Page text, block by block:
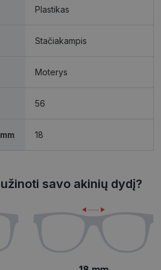
Plastikas
Stačiakampis
Moterys
56
18
savo akinių dydį?
Statistikos slapukai
Funkciniai slapukai
įrenginį, tačiau neatskleidžia
nustatomi automatiškai.
Teikėjas Domenas
Galiojimas
www.visionexpress.lt
11 mėnesį
4 savaitės